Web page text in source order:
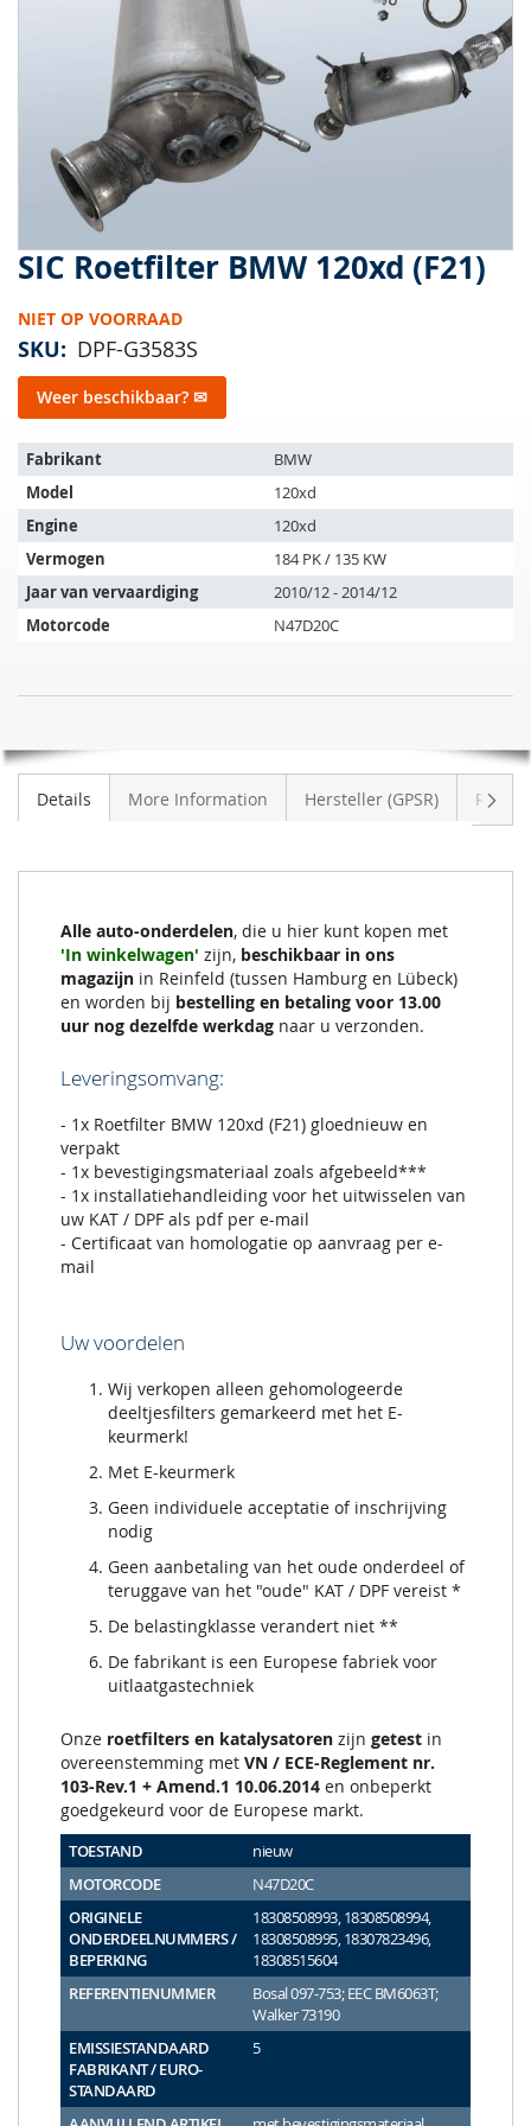
SIC Roetfilter BMW 120xd (F21)
NIET OP VOORRAAD
SKU DPF-G3583S
Weer beschikbaar? ✉
Het
artikel
past
op
de
volgende
voertuigen:
Fabrikant
BMW
Model
120xd
Engine
120xd
Vermogen
184 PK / 135 KW
Jaar van vervaardiging
2010/12 - 2014/12
Motorcode
N47D20C
BMW
120xd
(F21)
VOORRAAD
afbeeldingen-
Ga
naar
het
begin
van
de
afbeeldingen-
gallerij
Details More Information Hersteller (GPSR)
Alle auto-onderdelen, die u hier kunt kopen met
'In winkelwagen' zijn, beschikbaar in ons
magazijn in Reinfeld (tussen Hamburg en Lübeck)
en worden bij bestelling en betaling voor 13.00
uur nog dezelfde werkdag naar u verzonden.
Leveringsomvang:
- 1x Roetfilter BMW 120xd (F21) gloednieuw en
verpakt
- 1x bevestigingsmateriaal zoals afgebeeld***
- 1x installatiehandleiding voor het uitwisselen van
uw KAT / DPF als pdf per e-mail
- Certificaat van homologatie op aanvraag per e-
mail
Uw voordelen
Wij verkopen alleen gehomologeerde
deeltjesfilters gemarkeerd met het E-
keurmerk!
Met E-keurmerk
Geen individuele acceptatie of inschrijving
nodig
Geen aanbetaling van het oude onderdeel of
teruggave van het "oude" KAT / DPF vereist *
De belastingklasse verandert niet **
De fabrikant is een Europese fabriek voor
uitlaatgastechniek
Onze roetfilters en katalysatoren zijn getest in
overeenstemming met VN / ECE-Reglement nr.
103-Rev.1 + Amend.1 10.06.2014 en onbeperkt
goedgekeurd voor de Europese markt.
TOESTAND
nieuw
MOTORCODE
N47D20C
ORIGINELE
ONDERDEELNUMMERS /
BEPERKING
18308508993, 18308508994,
18308508995, 18307823496,
18308515604
REFERENTIENUMMER
Bosal 097-753; EEC BM6063T;
Walker 73190
EMISSIESTANDAARD
FABRIKANT / EURO-
STANDAARD
5